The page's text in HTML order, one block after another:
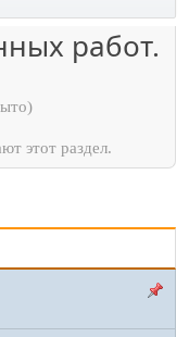
работ.
этот раздел.